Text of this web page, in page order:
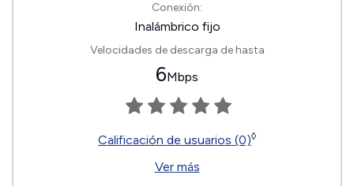
Conexión:
Inalámbrico fijo
Velocidades de descarga de hasta
6Mbps
Calificación de usuarios (0)◊
Ver más